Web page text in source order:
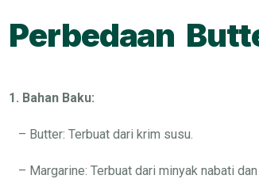
Perbedaan
1. Bahan Baku:
– Butter: Terbuat dari krim susu.
– Margarine: Terbuat dari minyak nabati